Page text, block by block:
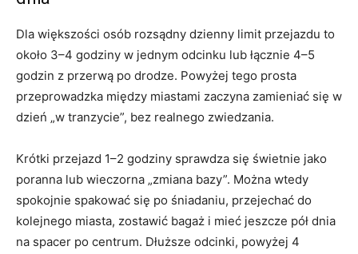
Dla większości osób rozsądny dzienny limit przejazdu to
około 3–4 godziny w jednym odcinku lub łącznie 4–5
godzin z przerwą po drodze. Powyżej tego prosta
przeprowadzka między miastami zaczyna zamieniać się w
dzień „w tranzycie”, bez realnego zwiedzania.
Krótki przejazd 1–2 godziny sprawdza się świetnie jako
poranna lub wieczorna „zmiana bazy”. Można wtedy
spokojnie spakować się po śniadaniu, przejechać do
kolejnego miasta, zostawić bagaż i mieć jeszcze pół dnia
na spacer po centrum. Dłuższe odcinki, powyżej 4